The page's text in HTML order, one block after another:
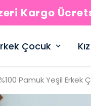
Kargo
Çocuk
Pamuk Yeşil Erkek